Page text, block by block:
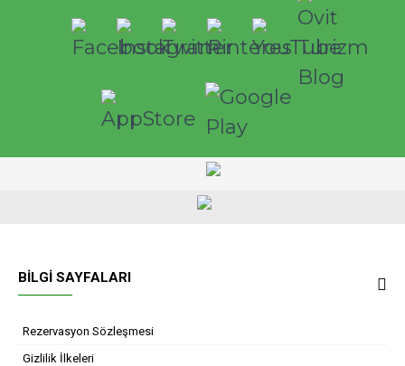
BILGI SAYFALARI
Rezervasyon Sözleşmesi
Gizlilik İlkeleri